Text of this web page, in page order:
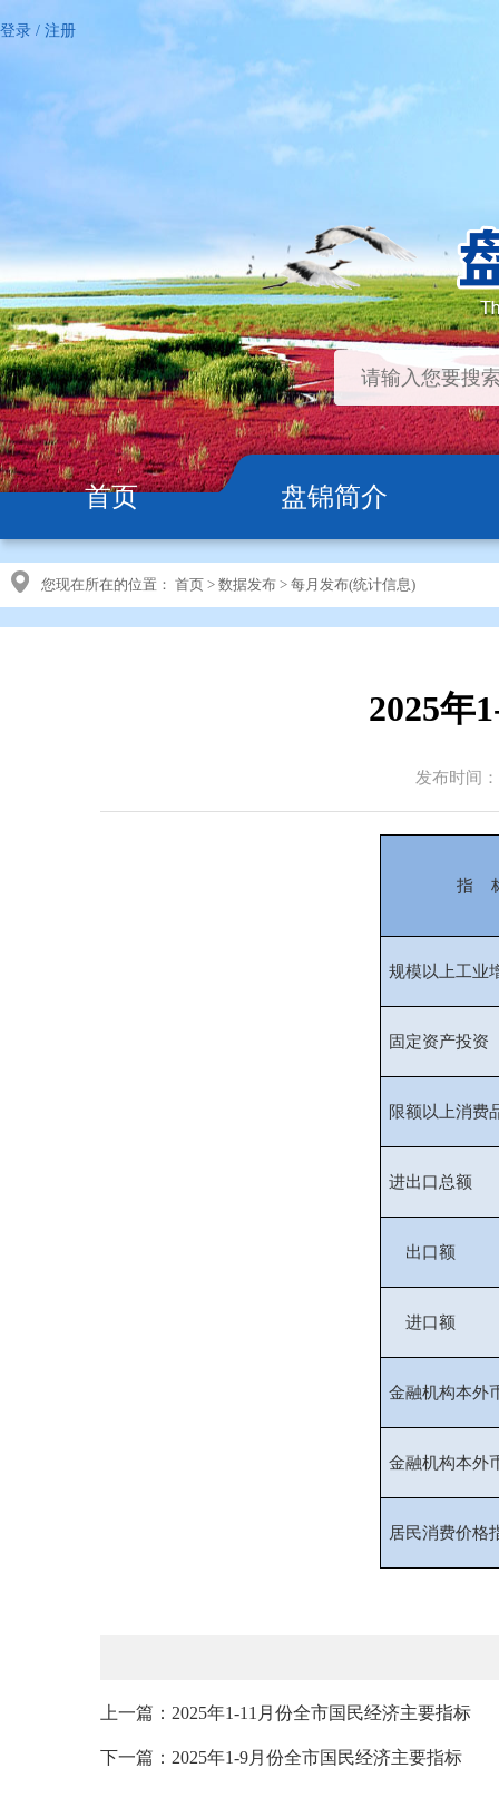
登录 / 注册
首页 盘锦简介
您现在所在的位置： 首页 > 数据发布 > 每月发布(统计信息)
2025年
发布时间
指
规模以上工业
固定资产投资
限额以上消费
进出口总额
出口额
进口额
金融机构本外
金融机构本外
居民消费价格
上一篇：2025年1-11月份全市国民经济主要指标
下一篇：2025年1-9月份全市国民经济主要指标